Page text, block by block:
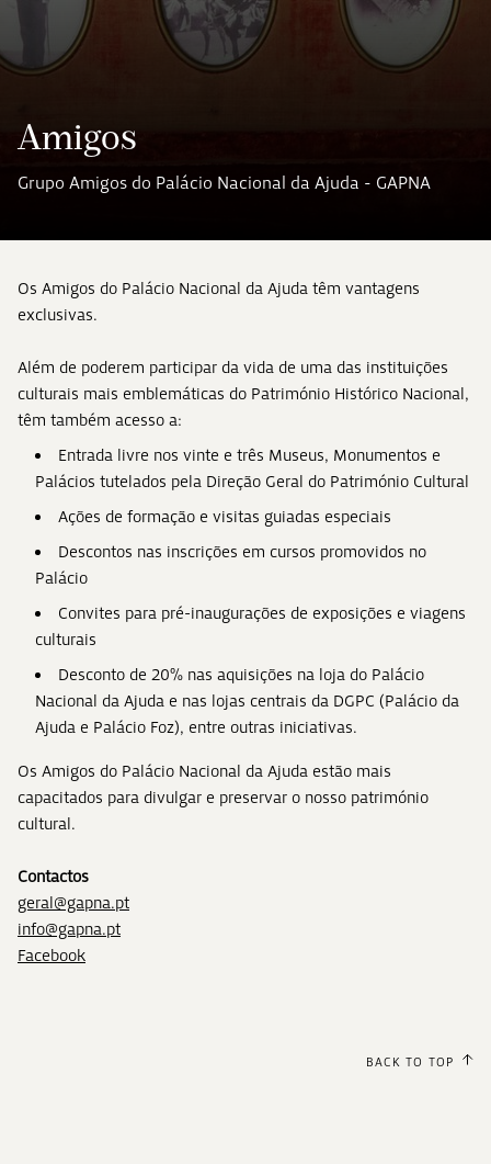
Amigos
Grupo Amigos do Palácio Nacional da Ajuda - GAPNA
Os Amigos do Palácio Nacional da Ajuda têm vantagens
exclusivas.
Além de poderem participar da vida de uma das instituições
culturais mais emblemáticas do Património Histórico Nacional,
têm também acesso a:
Entrada livre nos vinte e três Museus, Monumentos e
Palácios tutelados pela Direção Geral do Património Cultural
Ações de formação e visitas guiadas especiais
Descontos nas inscrições em cursos promovidos no
Palácio
Convites para pré-inaugurações de exposições e viagens
culturais
Desconto de 20% nas aquisições na loja do Palácio
Nacional da Ajuda e nas lojas centrais da DGPC (Palácio da
Ajuda e Palácio Foz), entre outras iniciativas.
Os Amigos do Palácio Nacional da Ajuda estão mais
capacitados para divulgar e preservar o nosso património
cultural.
Contactos
geral@gapna.pt
info@gapna.pt
Facebook
BACK TO TOP